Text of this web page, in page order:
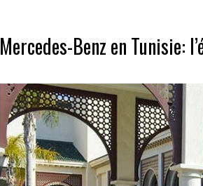
Mercedes-Benz en Tunisie: